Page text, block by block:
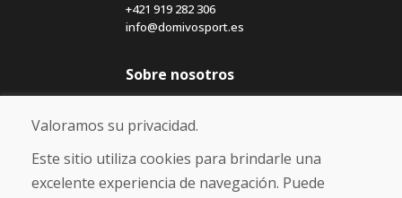
+421 919 282 306
info@domivosport.es
Sobre nosotros
Blog
Sobre nosotros
Comercio
Contacto
Valoramos su privacidad.
Este sitio utiliza cookies para brindarle una
excelente experiencia de navegación. Puede